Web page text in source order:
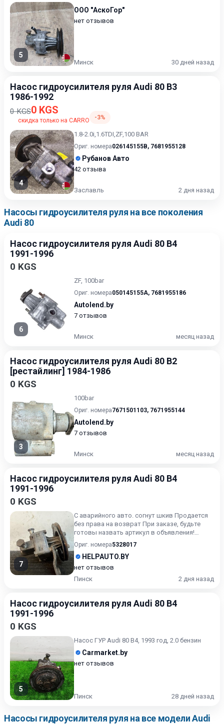
5
ООО "АскоГор"
нет отзывов
Минск 30 дней назад
Насос гидроусилителя руля Audi 80 B3
1986-1992
0 KGS0 KGS
скидка только на CARRO -3%
4
1.8-2.0i,1.6TDI,ZF,100 BAR
Ориг. номера026145155B, 7681955128
Рубанов Авто
42 отзыва
Заславль 2 дня назад
Насосы гидроусилителя руля на все поколения
Audi 80
Насос гидроусилителя руля Audi 80 B4
1991-1996
0 KGS
6
ZF, 100bar
Ориг. номера050145155A, 7681955186
Autolend.by
7 отзывов
Минск месяц назад
Насос гидроусилителя руля Audi 80 B2
[рестайлинг] 1984-1986
0 KGS
3
100bar
Ориг. номера7671501103, 7671955144
Autolend.by
7 отзывов
Минск месяц назад
Насос гидроусилителя руля Audi 80 B4
1991-1996
0 KGS
7
С аварийного авто. согнут шкив Продается
без права на возврат При заказе, будьте
готовы назвать артикул в объявления!
Убедительная просьба,...
Ориг. номера5328017
HELPAUTO.BY
нет отзывов
Пинск
2 дня назад
Насос гидроусилителя руля Audi 80 B4
1991-1996
0 KGS
5
Насос ГУР Audi 80 B4, 1993 год, 2.0 бензин
Carmarket.by
нет отзывов
Пинск 28 дней назад
Насосы гидроусилителя руля на все модели Audi